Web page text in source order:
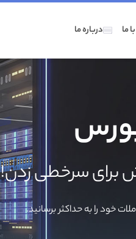
ما درباره ما
برای سرخطی زدن!
خود را به حداکثر برسانید.